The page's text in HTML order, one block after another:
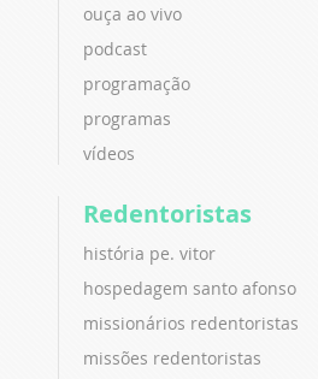
ouça ao vivo
podcast
programação
programas
vídeos
Redentoristas
história pe. vitor
hospedagem santo afonso
missionários redentoristas
missões redentoristas